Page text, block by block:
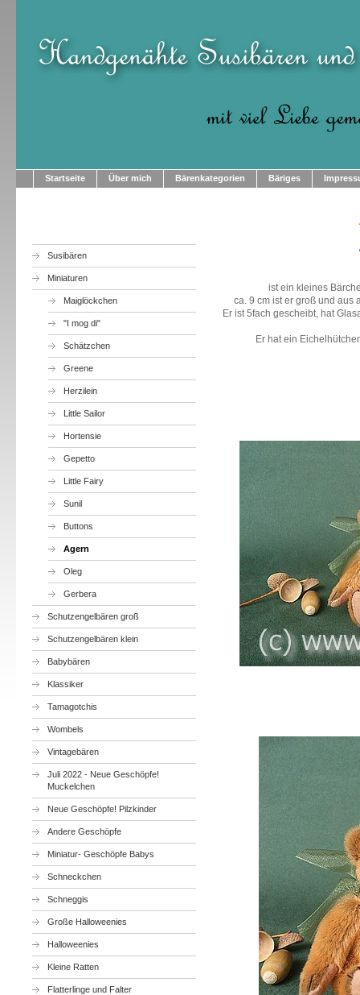
Startseite Über mich Bärenkategorien Bäriges
Susibären
Miniaturen
Maiglöckchen
"I mog di"
Schätzchen
Greene
Herzilein
Little Sailor
Hortensie
Gepetto
Little Fairy
Sunil
Buttons
Agern
Oleg
Gerbera
Schutzengelbären groß
Schutzengelbären klein
Babybären
Klassiker
Tamagotchis
Wombels
Vintagebären
Juli 2022 - Neue Geschöpfe!
Muckelchen
Neue Geschöpfe! Pilzkinder
Andere Geschöpfe
Miniatur- Geschöpfe Babys
Schneckchen
Schneggis
Große Halloweenies
Halloweenies
Kleine Ratten
Flatterlinge und Falter
ist ein kleines
ca. 9 cm ist er groß und aus
Er ist 5fach gescheibt, hat
Er hat ein